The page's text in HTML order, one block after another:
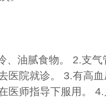
、油腻食物。 2.支
医院就诊。 3.有高
医师指导下服用。